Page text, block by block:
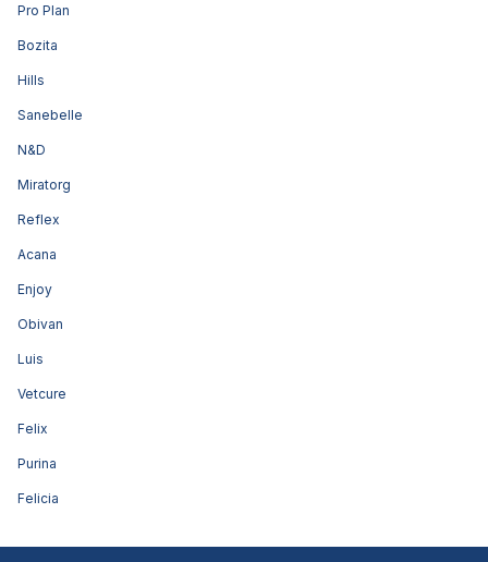
Pro Plan
Bozita
Hills
Sanebelle
N&D
Miratorg
Reflex
Acana
Enjoy
Obivan
Luis
Vetcure
Felix
Purina
Felicia